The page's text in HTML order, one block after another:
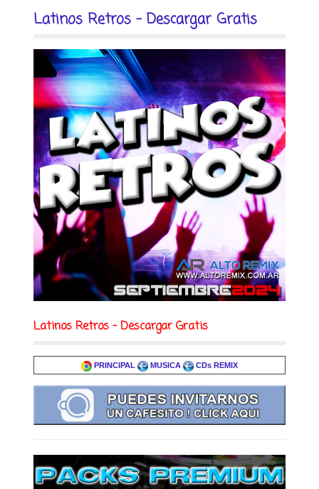
Latinos Retros - Descargar Gratis
Latinos Retros - Descargar Gratis
PRINCIPAL MUSICA CDs REMIX